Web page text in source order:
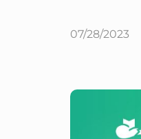
07/28/2023